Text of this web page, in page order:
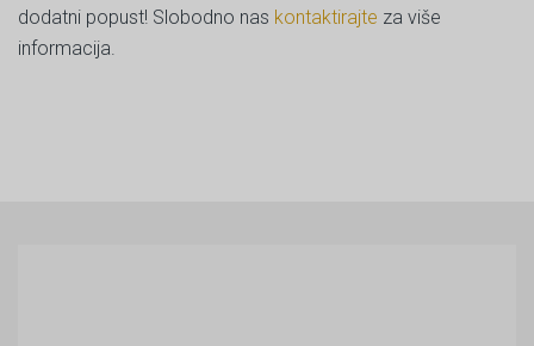
dodatni popust! Slobodno nas kontaktirajte za više
informacija.